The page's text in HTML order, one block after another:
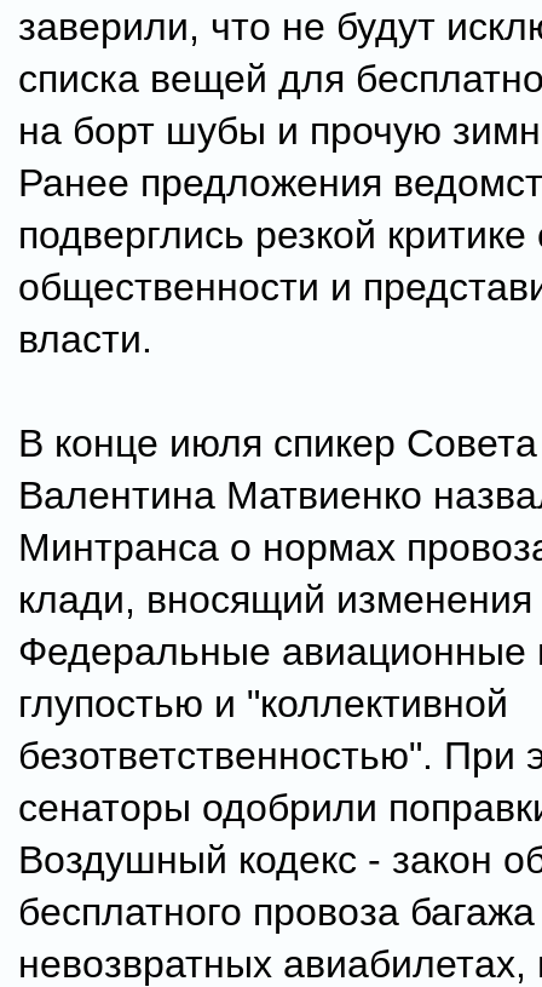
заверили, что не будут
списка вещей для
на борт шубы и прочую
Ранее предложения
подверглись резкой
общественности и
власти.
В конце июля спикер
Валентина Матвиенко
Минтранса о нормах
клади, вносящий изменения
Федеральные авиационные
глупостью и "коллективной
безответственностью". При
сенаторы одобрили
Воздушный кодекс - закон
бесплатного провоза
невозвратных